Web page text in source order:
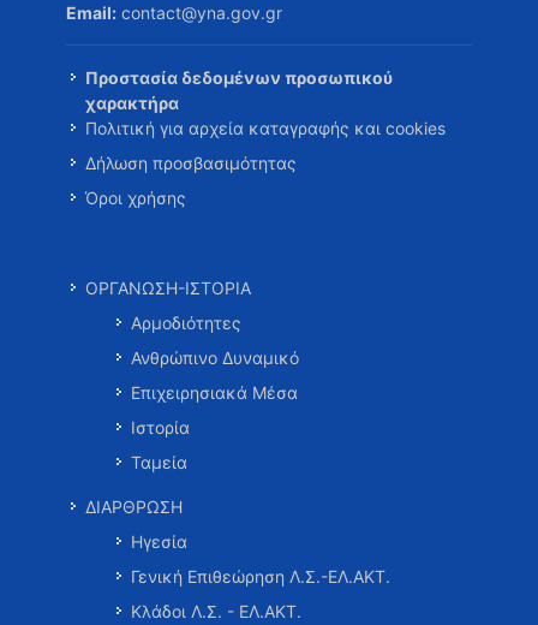
Email: contact@yna.gov.gr
Προστασία δεδομένων προσωπικού
χαρακτήρα
Πολιτική για αρχεία καταγραφής και cookies
Δήλωση προσβασιμότητας
Όροι χρήσης
ΟΡΓΑΝΩΣΗ-ΙΣΤΟΡΙΑ
Αρμοδιότητες
Ανθρώπινο Δυναμικό
Επιχειρησιακά Μέσα
Ιστορία
Ταμεία
ΔΙΑΡΘΡΩΣΗ
Ηγεσία
Γενική Επιθεώρηση Λ.Σ.-ΕΛ.ΑΚΤ.
Κλάδοι Λ.Σ. - ΕΛ.ΑΚΤ.